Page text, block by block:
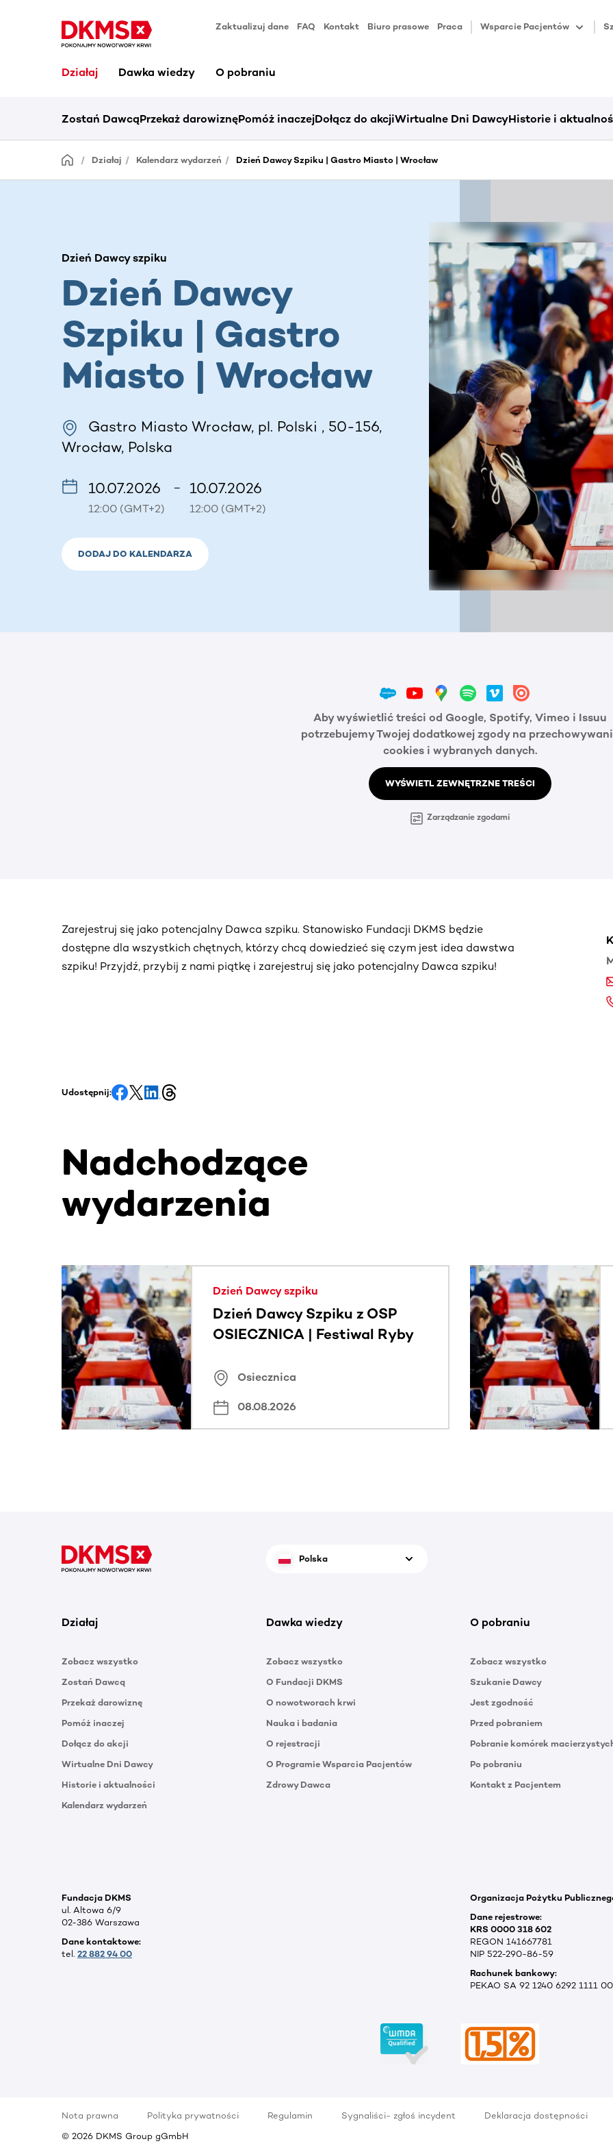
Zaktualizuj dane FAQ Kontakt Biuro prasowe Praca Wsparcie Pacjentów
Działaj Dawka wiedzy O pobraniu
Zostań DawcąPrzekaż darowiznęPomóż inaczejDołącz do akcjiWirtualne Dni DawcyHistorie i
Działaj Kalendarz wydarzeń Dzień Dawcy Szpiku | Gastro Miasto | Wrocław
Dzień Dawcy szpiku
Dzień Dawcy
Szpiku | Gastro
Miasto | Wrocław
Gastro Miasto Wrocław, pl. Polski , 50-156,
Wrocław, Polska
10.07.2026
12:00 (GMT+2)
– 10.07.2026
12:00 (GMT+2)
DODAJ DO KALENDARZA
Aby wyświetlić treści od Google, Spotify, Vimeo i Issuu
potrzebujemy Twojej dodatkowej zgody na
cookies i wybranych danych.
WYŚWIETL ZEWNĘTRZNE TREŚCI
Zarządzanie zgodami
Zarejestruj się jako potencjalny Dawca szpiku. Stanowisko Fundacji DKMS będzie
dostępne dla wszystkich chętnych, którzy chcą dowiedzieć się czym jest idea dawstwa
szpiku! Przyjdź, przybij z nami piątkę i zarejestruj się jako potencjalny Dawca szpiku!
Udostępnij:
Nadchodzące
wydarzenia
Ta sekcja zawiera treści przewijane w poziomie. Użyj klawisza Tab lub przesuń palcem, aby zobaczyć
Dzień Dawcy szpiku
Dzień Dawcy Szpiku z OSP
OSIECZNICA | Festiwal Ryby
Osiecznica
08.08.2026
Polska
Działaj
Zobacz wszystko
Zostań Dawcą
Przekaż darowiznę
Pomóż inaczej
Dołącz do akcji
Wirtualne Dni Dawcy
Historie i aktualności
Kalendarz wydarzeń
Dawka wiedzy
Zobacz wszystko
O Fundacji DKMS
O nowotworach krwi
Nauka i badania
O rejestracji
O Programie Wsparcia Pacjentów
Zdrowy Dawca
O pobraniu
Zobacz wszystko
Szukanie Dawcy
Jest zgodność
Przed pobraniem
Pobranie komórek
Po pobraniu
Kontakt z Pacjentem
Fundacja DKMS
ul. Altowa 6/9
02-386 Warszawa
Dane kontaktowe:
tel. 22 882 94 00
Organizacja Pożytku
Dane rejestrowe:
KRS 0000 318 602
REGON 141667781
NIP 522-290-86-59
Rachunek bankowy:
PEKAO SA 92 1240 6292 1111
Nota prawna Polityka prywatności Regulamin Sygnaliści- zgłoś incydent
Deklaracja dostępności
© 2026 DKMS Group gGmbH